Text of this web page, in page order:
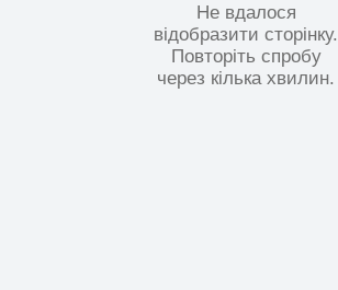
Не вдалося
відобразити сторінку.
Повторіть спробу
через кілька хвилин.